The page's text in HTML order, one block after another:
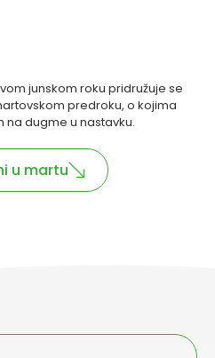
junskom roku pridružuje se
predroku, o kojima
na dugme u nastavku.
u martu